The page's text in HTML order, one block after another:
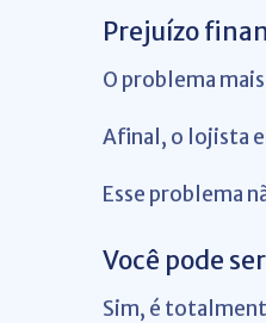
Prejuízo
O problema
Afinal, o lojista
Esse problema
Você pode
Sim, é